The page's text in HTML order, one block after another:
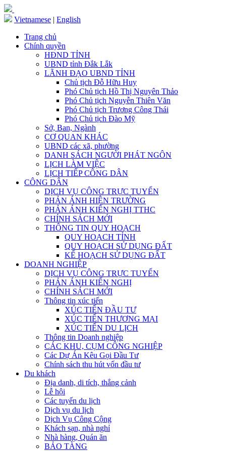
Vietnamese | English
Trang chủ
Chính quyền
HĐND TỈNH
UBND tỉnh Đắk Lắk
LÃNH ĐẠO UBND TỈNH
Chủ tịch Đỗ Hữu Huy
Phó Chủ tịch Hồ Thị Nguyên Thảo
Phó Chủ tịch Nguyễn Thiên Văn
Phó Chủ tịch Trương Công Thái
Phó Chủ tịch Đào Mỹ
Sở, Ban, Ngành
CƠ QUAN KHÁC
UBND các xã, phường
DANH SÁCH NGƯỜI PHÁT NGÔN
LỊCH LÀM VIỆC
LỊCH TIẾP CÔNG DÂN
CÔNG DÂN
DỊCH VỤ CÔNG TRỰC TUYẾN
PHẢN ÁNH HIỆN TRƯỜNG
PHẢN ÁNH KIẾN NGHỊ TTHC
CHÍNH SÁCH MỚI
THÔNG TIN QUY HOẠCH
QUY HOẠCH TỈNH
QUY HOẠCH SỬ DỤNG ĐẤT
KẾ HOẠCH SỬ DỤNG ĐẤT
DOANH NGHIỆP
DỊCH VỤ CÔNG TRỰC TUYẾN
PHẢN ÁNH KIẾN NGHỊ
CHÍNH SÁCH MỚI
Thông tin xúc tiến
XÚC TIẾN ĐẦU TƯ
XÚC TIẾN THƯƠNG MẠI
XÚC TIẾN DU LỊCH
Thông tin Doanh nghiệp
CÁC KHU, CỤM CÔNG NGHIỆP
Các Dự Án Kêu Gọi Đầu Tư
Chính sách thu hút vốn đầu tư
Du khách
Địa danh, di tích, thắng cảnh
Lễ hội
Các tuyến du lịch
Dịch vụ du lịch
Dịch Vụ Công Cộng
Khách sạn, nhà nghỉ
Nhà hàng, Quán ăn
BẢO TÀNG